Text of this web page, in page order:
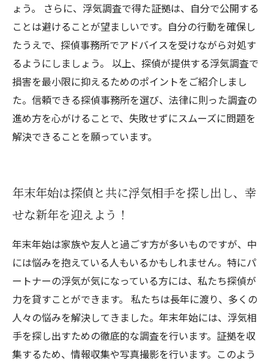
ょう。 さらに、浮気調査で得た証拠は、自分で公開する
ことは避けることが望ましいです。自分の行動を確保し
たうえで、探偵事務所でアドバイスを受けながら対処す
るようにしましょう。 以上、探偵が提供する浮気調査で
損害を最小限に抑えるためのポイントをご紹介しまし
た。信頼できる探偵事務所を選び、法律に則った調査の
進め方を心がけることで、失敗せずにスムーズに問題を
解決できることを願っています。
年末年始は探偵と共に浮気相手を探し出し、幸
せな新年を迎えよう！
年末年始は家族や友人と過ごす方が多いものですが、中
には悩みを抱えている人もいるかもしれません。特にパ
ートナーの浮気が気になっている方には、私たち探偵が
力を貸すことができます。 私たちは長年に渡り、多くの
人々の悩みを解決してきました。年末年始には、浮気相
手を探し出すための徹底的な調査を行います。証拠を収
集するため、情報収集や写真撮影を行います。このよう